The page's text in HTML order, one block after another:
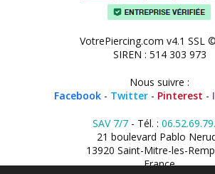
VotrePiercing.com v4.1 SSL
SIREN : 514 303 973
Nous suivre :
Facebook - Twitter - Pinterest -
SAV 7/7- Tél. :
21 boulevard Pablo
13920 Saint-Mitre-les-
France